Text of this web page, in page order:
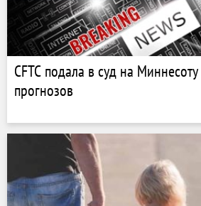
CFTC подала в суд на
прогнозов